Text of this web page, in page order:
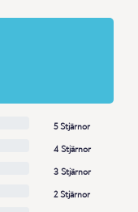
5 Stjärnor
4 Stjärnor
3 Stjärnor
2 Stjärnor